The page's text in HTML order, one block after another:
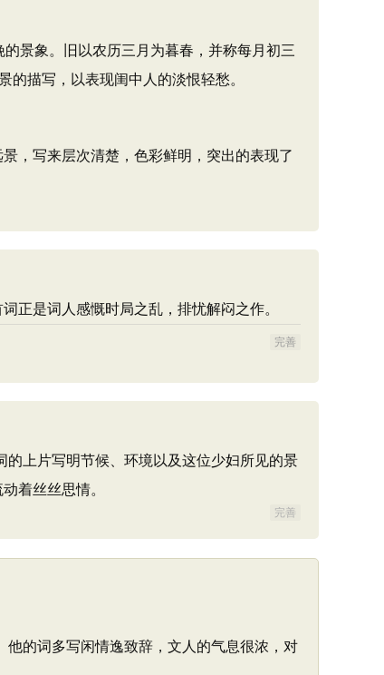
景象。旧以农历三月为暮春，并称每月初三
的描写，以表现闺中人的淡恨轻愁。
，写来层次清楚，色彩鲜明，突出的表现了
正是词人感慨时局之乱，排忧解闷之作。
完善
上片写明节候、环境以及这位少妇所见的景
着丝丝思情。
完善
的词多写闲情逸致辞，文人的气息很浓，对